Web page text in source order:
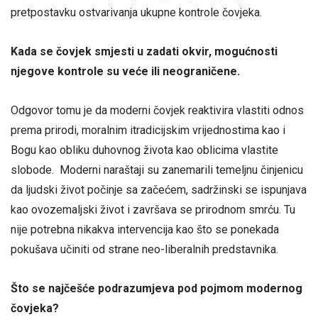
pretpostavku ostvarivanja ukupne kontrole čovjeka.
Kada se čovjek smjesti u zadati okvir, mogućnosti
njegove kontrole su veće ili neograničene.
Odgovor tomu je da moderni čovjek reaktivira vlastiti odnos
prema prirodi, moralnim itradicijskim vrijednostima kao i
Bogu kao obliku duhovnog života kao oblicima vlastite
slobode. Moderni naraštaji su zanemarili temeljnu činjenicu
da ljudski život počinje sa začećem, sadržinski se ispunjava
kao ovozemaljski život i završava se prirodnom smrću. Tu
nije potrebna nikakva intervencija kao što se ponekada
pokušava učiniti od strane neo-liberalnih predstavnika.
Što se najčešće podrazumjeva pod pojmom modernog
čovjeka?